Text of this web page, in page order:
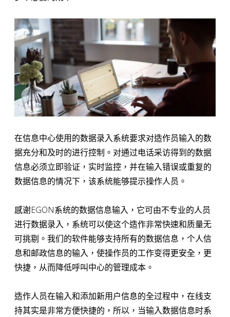
在信息中心使用的数据录入系统要求对造作员输入的数
据充分和及时的进行控制。对通过电话采访得到的数据
信息必须立即验证，实时监控，并在输入错误或重复的
数据信息的情况下，该系统能够提示操作人员。
感谢EGON系统的数据信息输入，它可由不专业的人员
进行数据录入，系统可以使这个造作非常快速和质量无
可挑剔。我们的软件能够支持所有的数据信息，个人信
息和邮政信息的输入，使操作员的工作变得更安全，更
快捷，从而降低呼叫中心的管理成本。
造作人员在输入和添加新用户信息的全过程中，在线支
持其实是非常方便快捷的，所以，当输入数据信息时系